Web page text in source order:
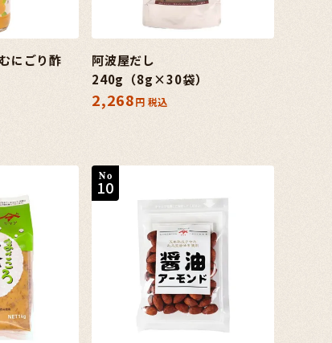
にごり酢
阿波屋だし
240g（8g×30袋）
2,268 税込